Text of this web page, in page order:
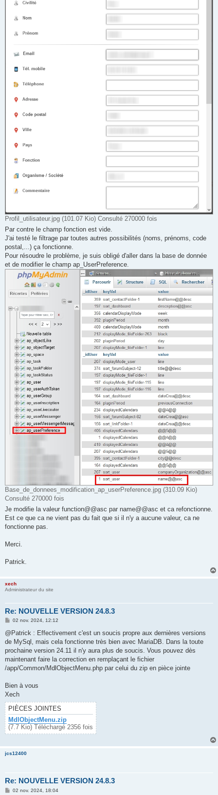
Profil_utilisateur.jpg (101.07 Kio) Consulté 270000 fois
Par contre le champ fonction est vide.
J'ai testé le filtrage par toutes autres possibilités (noms, prénoms, code
postal,...) ça fonctionne.
Pour résoudre le problème, je suis obligé d'aller dans la base de donnée
et de modifier le champ ap_UserPreference.
Base_de_donnees_modification_ap_userPreference.jpg (310.09 Kio)
Consulté 270000 fois
Je modifie la valeur function@@asc par name@@asc et ca refonctionne.
Est ce que ca ne vient pas du fait que si il n'y a aucune valeur, ca ne
fonctionne pas.
Merci.
Patrick.
xech
Administrateur du site
Re: NOUVELLE VERSION 24.8.3
M
s
a
g
02 nov. 2024, 12:12
@Patrick : Effectivement c'est un soucis propre aux dernières versions
de MySql, mais cela fonctionne très bien avec MariaDB. Dans la toute
prochaine version 24.11 il n'y aura plus de soucis. Vous pouvez dès
maintenant faire la correction en remplaçant le fichier
/app/Common/MdlObjectMenu.php par celui du zip en pièce jointe
Bien à vous
Xech
PIÈCES JOINTES
MdlObjectMenu.zip
(7.7 Kio) Téléchargé 2356 fois
jcs12400
Re: NOUVELLE VERSION 24.8.3
M02 nov. 2024, 18:04